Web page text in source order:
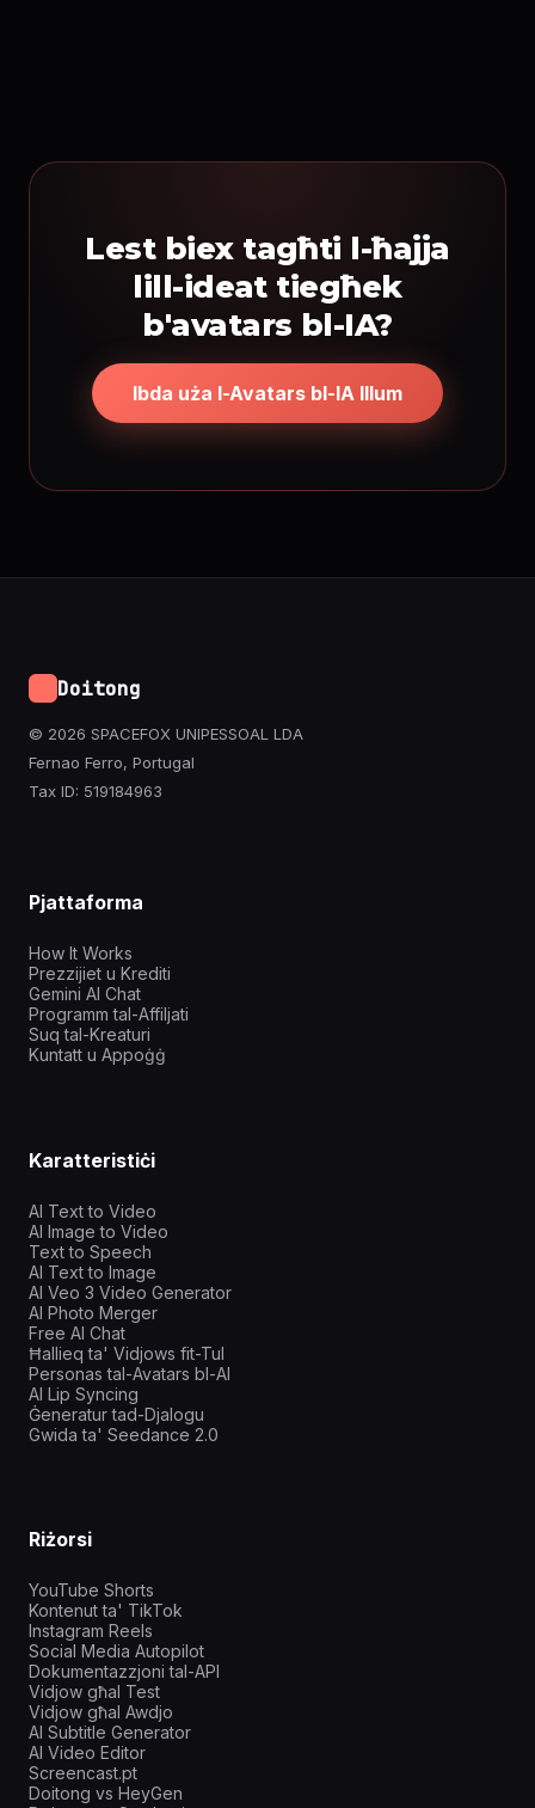
Lest biex tagħti l-ħajja
lill-ideat tiegħek
b'avatars bl-IA?
Ibda uża l-Avatars bl-IA Illum
Doitong
© 2026 SPACEFOX UNIPESSOAL LDA
Fernao Ferro, Portugal
Tax ID: 519184963
Pjattaforma
How It Works
Prezzijiet u Krediti
Gemini AI Chat
Programm tal-Affiljati
Suq tal-Kreaturi
Kuntatt u Appoġġ
Karatteristiċi
AI Text to Video
AI Image to Video
Text to Speech
AI Text to Image
AI Veo 3 Video Generator
AI Photo Merger
Free AI Chat
Ħallieq ta' Vidjows fit-Tul
Personas tal-Avatars bl-AI
AI Lip Syncing
Ġeneratur tad-Djalogu
Gwida ta' Seedance 2.0
Riżorsi
YouTube Shorts
Kontenut ta' TikTok
Instagram Reels
Social Media Autopilot
Dokumentazzjoni tal-API
Vidjow għal Test
Vidjow għal Awdjo
AI Subtitle Generator
AI Video Editor
Screencast.pt
Doitong vs HeyGen